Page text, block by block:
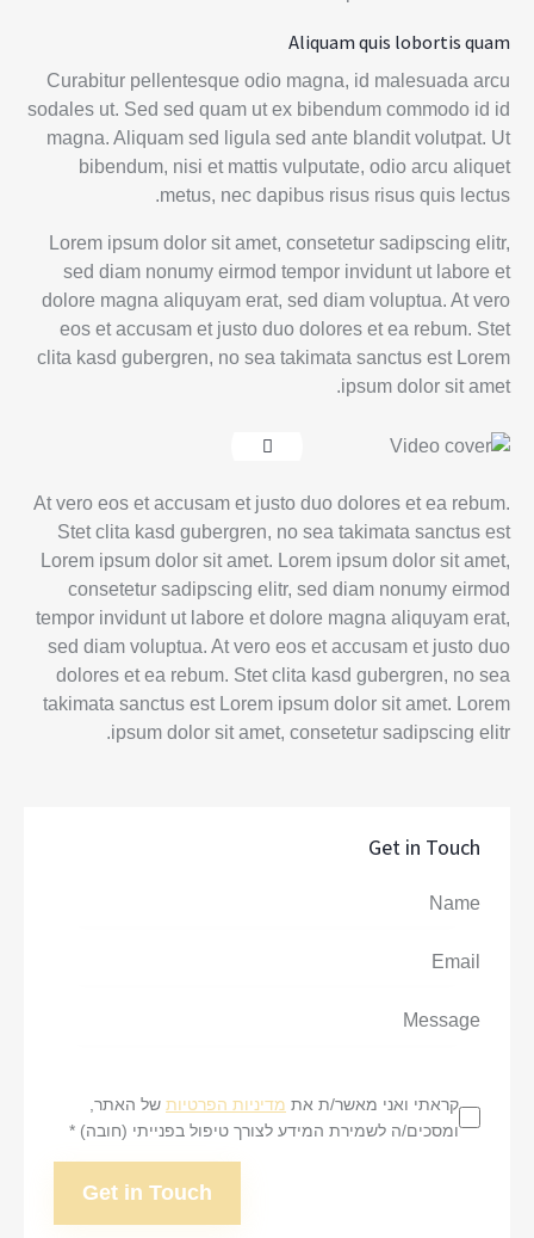
Aliquam quis lobortis quam
Curabitur pellentesque odio magna, id malesuada arcu
sodales ut. Sed sed quam ut ex bibendum commodo id id
magna. Aliquam sed ligula sed ante blandit volutpat. Ut
bibendum, nisi et mattis vulputate, odio arcu aliquet
metus, nec dapibus risus risus quis lectus.
Lorem ipsum dolor sit amet, consetetur sadipscing elitr,
sed diam nonumy eirmod tempor invidunt ut labore et
dolore magna aliquyam erat, sed diam voluptua. At vero
eos et accusam et justo duo dolores et ea rebum. Stet
clita kasd gubergren, no sea takimata sanctus est Lorem
ipsum dolor sit amet.
At vero eos et accusam et justo duo dolores et ea rebum.
Stet clita kasd gubergren, no sea takimata sanctus est
Lorem ipsum dolor sit amet. Lorem ipsum dolor sit amet,
consetetur sadipscing elitr, sed diam nonumy eirmod
tempor invidunt ut labore et dolore magna aliquyam erat,
sed diam voluptua. At vero eos et accusam et justo duo
dolores et ea rebum. Stet clita kasd gubergren, no sea
takimata sanctus est Lorem ipsum dolor sit amet. Lorem
ipsum dolor sit amet, consetetur sadipscing elitr.
Get in Touch
קראתי ואני מאשר/ת את מדיניות הפרטיות של האתר,
ומסכים/ה לשמירת המידע לצורך טיפול בפנייתי (חובה) *